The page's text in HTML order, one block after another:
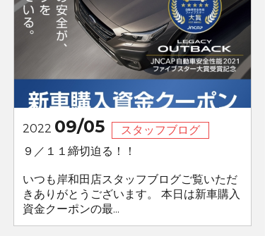
2022 09/05
スタッフブログ
９／１１締切迫る！！
いつも岸和田店スタッフブログご覧いただ
きありがとうございます。 本日は新車購入
資金クーポンの最...